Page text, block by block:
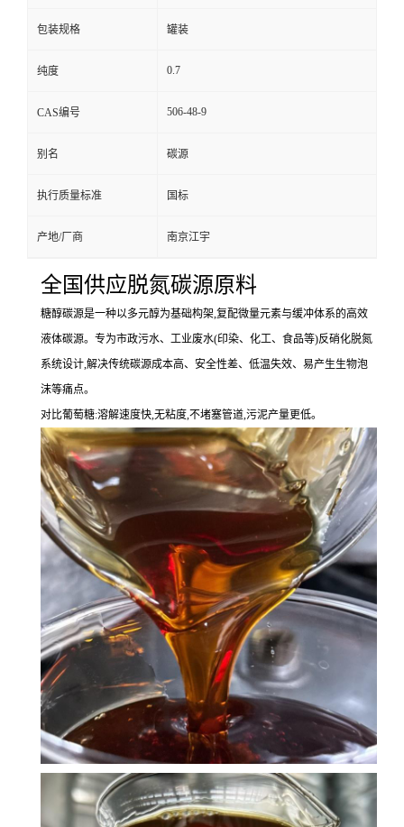
包装规格 罐装
纯度 0.7
CAS编号 506-48-9
别名 碳源
执行质量标准 国标
产地/厂商 南京江宇
全国供应脱氮碳源原料
糖醇碳源是一种以多元醇为基础构架,复配微量元素与缓冲体系的高效
液体碳源。专为市政污水、工业废水(印染、化工、食品等)反硝化脱氮
系统设计,解决传统碳源成本高、安全性差、低温失效、易产生生物泡
沫等痛点。
对比葡萄糖:溶解速度快,无粘度,不堵塞管道,污泥产量更低。